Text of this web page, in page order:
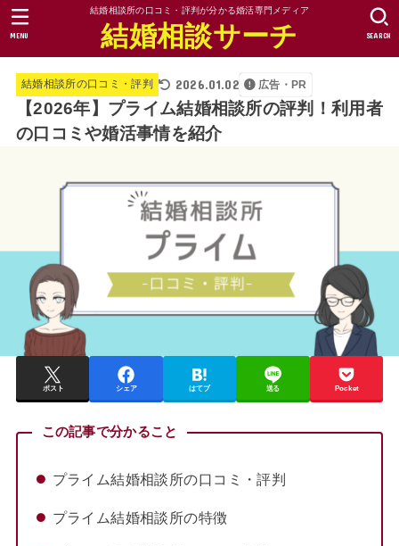
結婚相談所の口コミ・評判が分かる婚活専門メディア
結婚相談サーチ SEARCH
MENU
結婚相談所の口コミ・評判 2026.01.02 広告・PR
【2026年】プライム結婚相談所の評判！利用者
の口コミや婚活事情を紹介
ポスト シェア はてブ 送る Pocket
この記事で分かること
プライム結婚相談所の口コミ・評判
プライム結婚相談所の特徴